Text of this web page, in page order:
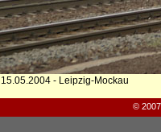
15.05.2004 - Leipzig-Mockau
©